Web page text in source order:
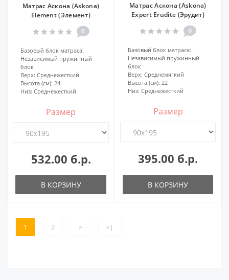
Матрас Аскона (Askona)
Element (Элемент)
0
Базовый блок матраса:
Независимый пружинный
блок
Верх: Среднежесткий
Высота (см): 24
Низ: Среднежесткий
Размер
532.00 б.р.
В КОРЗИНУ
Матрас Аскона (Askona)
Expert Erudite (Эрудит)
0
Базовый блок матраса:
Независимый пружинный
блок
Верх: Среднемягкий
Высота (см): 22
Низ: Среднежесткий
Размер
395.00 б.р.
В КОРЗИНУ
1 2 > >|